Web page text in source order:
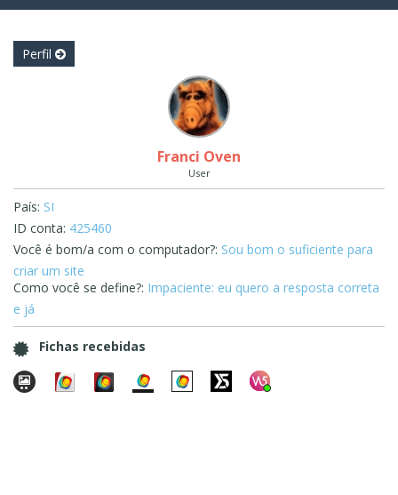
Perfil
Franci Oven
User
País: SI
ID conta: 425460
Você é bom/a com o computador?: Sou bom o suficiente para
criar um site
Como você se define?: Impaciente: eu quero a resposta correta
e já
Fichas recebidas